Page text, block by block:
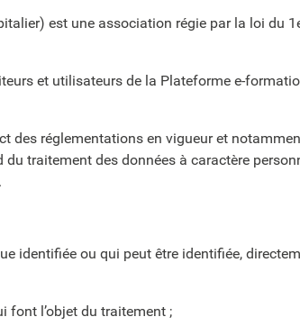
est une association régie par la loi du
et utilisateurs de la Plateforme e-
des réglementations en vigueur et
traitement des données à caractère
identifiée ou qui peut être identifiée,
font l’objet du traitement ;